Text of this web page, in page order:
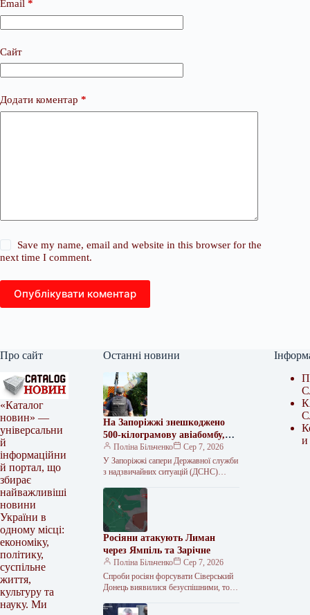
Email *
Сайт
Додати коментар *
Save my name, email and website in this browser for the
next time I comment.
Опублікувати коментар
Про сайт
«Каталог
новин» —
універсальни
й
інформаційни
й портал, що
збирає
найважливіші
новини
України в
одному місці:
економіку,
політику,
суспільне
життя,
культуру та
науку. Ми
Останні новини
На Запоріжжі знешкоджено
500-кілограмову авіабомбу,
що впала на 10-метрову
глибину
Поліна Більченко
Сер 7, 2026
У Запоріжжі сапери Державної служби
з надзвичайних ситуацій (ДСНС)
ФАБ-500 вагою близько 500
кілограмів. Боєприпас не здетонував…
Росіяни атакують Лиман
через Ямпіль та Зарічне
Поліна Більченко
Сер 7, 2026
Спроби росіян форсувати Сіверський
Донець виявилися безуспішними, тож
війська продовжують спроби
и